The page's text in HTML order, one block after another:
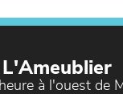
à l'ouest de